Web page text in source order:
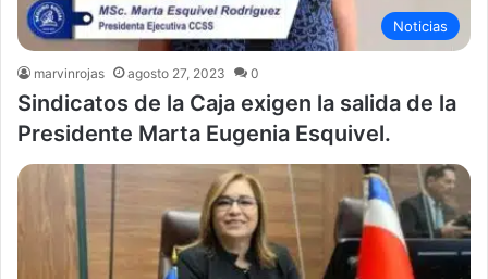
Noticias
marvinrojas agosto 27, 2023 0
Sindicatos de la Caja exigen la salida de la
Presidente Marta Eugenia Esquivel.